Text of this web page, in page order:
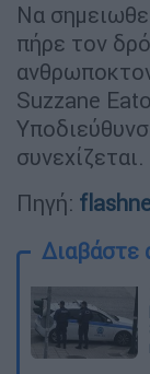
Να
πήρε τον
Suzzane
συνεχίζεται.
Πηγή:
Διαβάστε